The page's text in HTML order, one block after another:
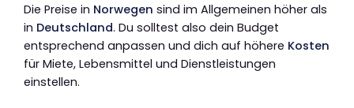
Die Preise in Norwegen sind im Allgemeinen höher als
in Deutschland. Du solltest also dein Budget
entsprechend anpassen und dich auf höhere Kosten
für Miete, Lebensmittel und Dienstleistungen
einstellen.